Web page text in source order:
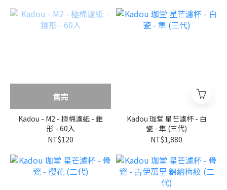
售完
Kadou - M2 - 極棉濾紙 - 錐
形 - 60入
NT$120
Kadou 珈堂 星芒濾杯 - 白
瓷 - 隼 (三代)
NT$1,880